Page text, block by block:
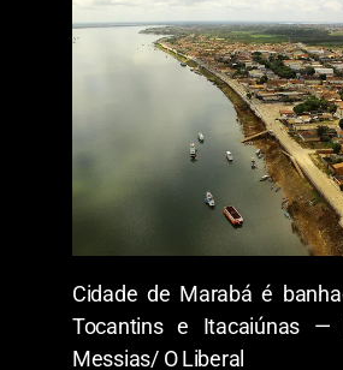
Cidade de Marabá é
Tocantins e Itacaiúnas —
Messias/ O Liberal